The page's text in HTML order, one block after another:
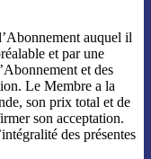
auquel il
et par une
et des
Le Membre a la
son prix total et de
son acceptation.
des présentes